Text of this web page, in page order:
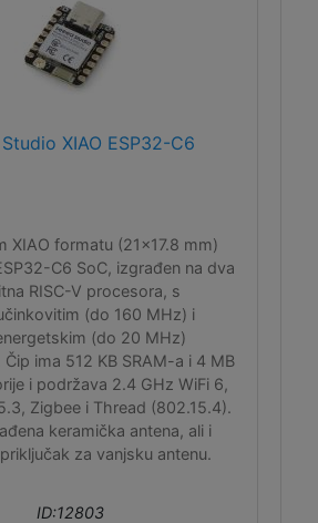
XIAO ESP32-C6
XIAO formatu (21x17.8 mm)
C6 SoC, izgrađen na dva
RISC-V procesora, s
(do 160 MHz) i
(do 20 MHz)
ima 512 KB SRAM-a i 4 MB
i podržava 2.4 GHz WiFi 6,
Zigbee i Thread (802.15.4).
keramička antena, ali i
za vanjsku antenu.
ID:12803